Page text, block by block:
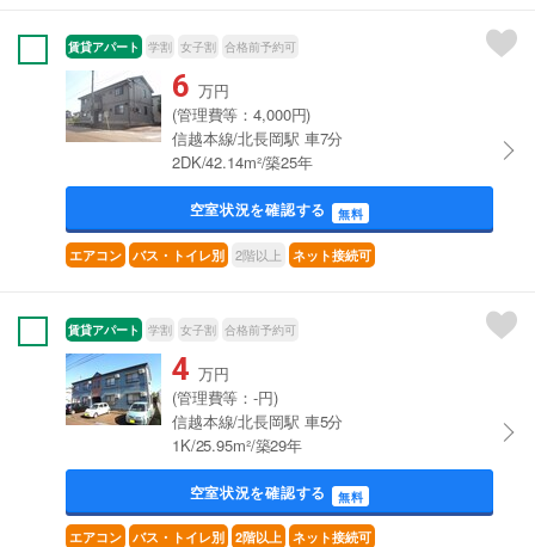
賃貸アパート 学割 女子割 合格前予約可
6 万円
(管理費等：4,000円)
信越本線/北長岡駅 車7分
2DK/42.14m²/築25年
空室状況を確認する 無料
エアコン バス・トイレ別 2階以上 ネット接続可
賃貸アパート 学割 女子割 合格前予約可
4 万円
(管理費等：-円)
信越本線/北長岡駅 車5分
1K/25.95m²/築29年
空室状況を確認する 無料
エアコン バス・トイレ別 2階以上 ネット接続可